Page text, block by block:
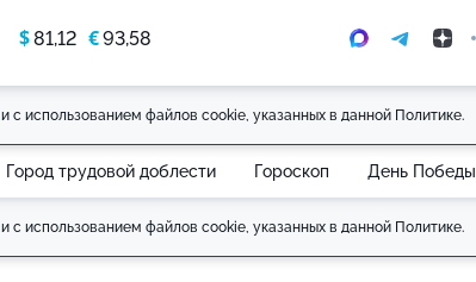
$81,12 €93,58
и с использованием файлов cookie, указанных в данной Политике.
Город трудовой доблести Гороскоп День Победы
и с использованием файлов cookie, указанных в данной Политике.